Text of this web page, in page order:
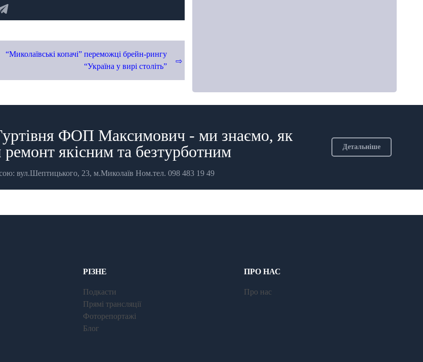
“Миколаївські копачі” переможці брейн-рингу
“Україна у вирі століть”
ФОП Максимович - ми знаємо, як
якісним та безтурботним
вул.Шептицького, 23, м.Миколаїв Ном.тел. 098 483 19 49
Детальніше
РІЗНЕ
Подкасти
Прямі трансляції
Фоторепортажі
Блог
ПРО НАС
Про нас